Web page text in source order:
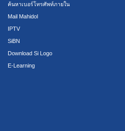
ค้นหาเบอร์โทรศัพท์ภายใน
Mail Mahidol
IPTV
SiBN
Download Si Logo
E-Learning